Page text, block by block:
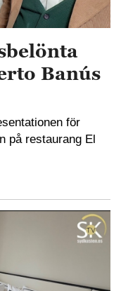
Banús
för
på restaurang El